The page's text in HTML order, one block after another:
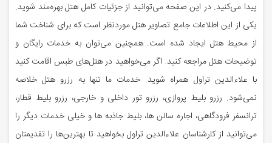
پیدا می‌کنید. در این صفحه می‌توانید از جزئیات کامل هتل بهره‌مند شوید.
یکی از این اطلاعات جامع تصاویر هتل موردنظر است که برای شناخت شما
از محیط هتل ایجاد شده است. همچنین می‌توان به خدمات رایگان و
توضیحات هتل مراجعه کنید. اگر می‌خواهید در هتل‌های طبس اقامت کنید
با علاءالدین تراول همراه شوید. خدمات ما تنها به رزرو هتل خلاصه
نمی‌شود. رزرو بلیط پروازی، رزرو تور داخلی و خارجی، رزرو بلیط قطار،
ترانسفر فرودگاهی، اجاره سالن ها، بلیط جاذبه ها و خیلی خدمات دیگر را
می‌توانید از کارشناسان علاءالدین تراول بخواهید تا بهترین‌ها را تقدیمتان